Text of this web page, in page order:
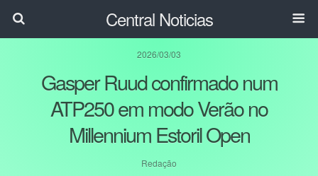
Central Noticias
2026/03/03
Gasper Ruud confirmado num
ATP250 em modo Verão no
Millennium Estoril Open
Redação